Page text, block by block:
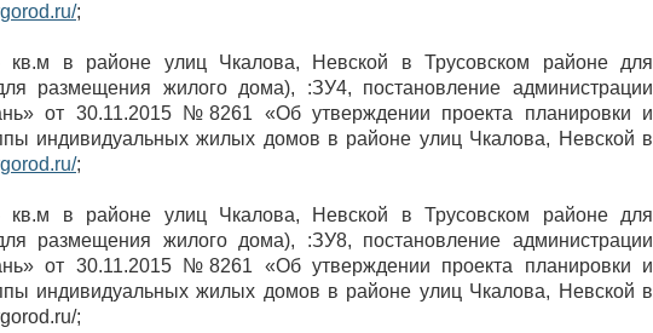
;
в районе улиц Чкалова, Невской в Трусовском районе для
размещения жилого дома), :ЗУ4, постановление администрации
от 30.11.2015 №8261 «Об утверждении проекта планировки и
индивидуальных жилых домов в районе улиц Чкалова, Невской в
;
в районе улиц Чкалова, Невской в Трусовском районе для
размещения жилого дома), :ЗУ8, постановление администрации
от 30.11.2015 №8261 «Об утверждении проекта планировки и
индивидуальных жилых домов в районе улиц Чкалова, Невской в
;